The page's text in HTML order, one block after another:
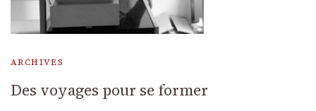
ARCHIVES
Des voyages pour se former